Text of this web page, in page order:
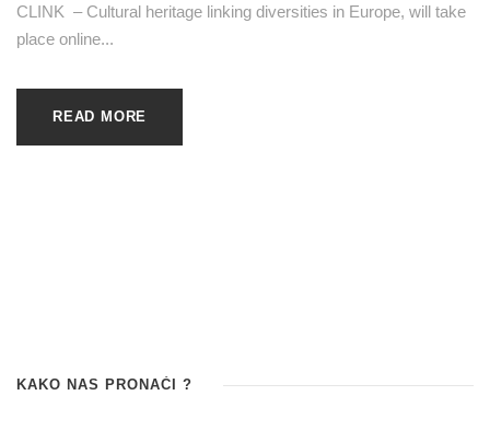
CLINK – Cultural heritage linking diversities in Europe, will take
place online...
READ MORE
KAKO NAS PRONAĆI ?